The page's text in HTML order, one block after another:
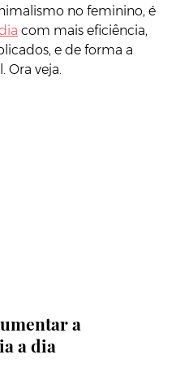
no feminino, é
com mais eficiência,
e de forma a
Ora veja.
a
a dia